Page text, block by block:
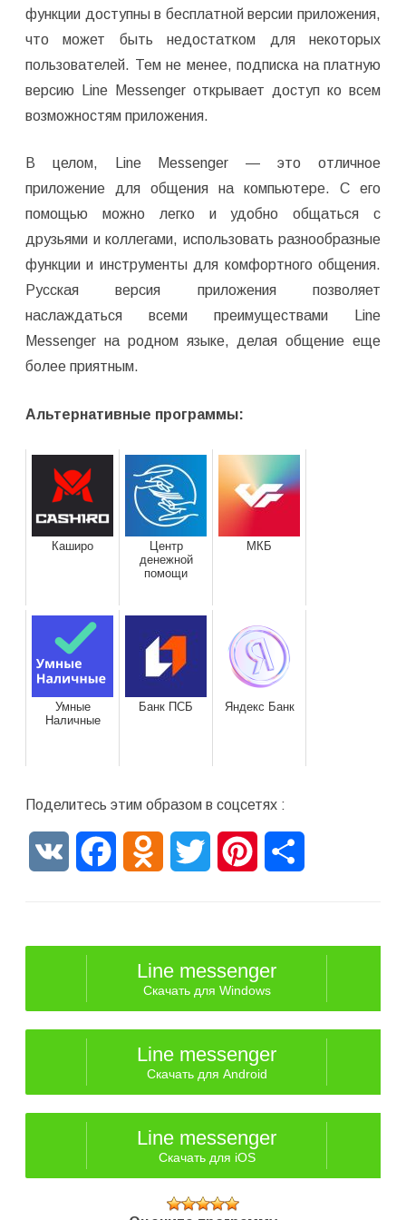
функции доступны в бесплатной версии приложения,
что может быть недостатком для некоторых
пользователей. Тем не менее, подписка на платную
версию Line Messenger открывает доступ ко всем
возможностям приложения.
В целом, Line Messenger — это отличное
приложение для общения на компьютере. С его
помощью можно легко и удобно общаться с
друзьями и коллегами, использовать разнообразные
функции и инструменты для комфортного общения.
Русская версия приложения позволяет
наслаждаться всеми преимуществами Line
Messenger на родном языке, делая общение еще
более приятным.
Альтернативные программы:
Каширо
Центр
денежной
помощи
МКБ
Умные
Наличные
Банк ПСБ Яндекс Банк
Поделитесь этим образом в соцсетях :
VK FacebookOdnoklassniki
Twitter Pinterest
Line messenger
Скачать для Windows
Line messenger
Скачать для Android
Line messenger
Скачать для iOS